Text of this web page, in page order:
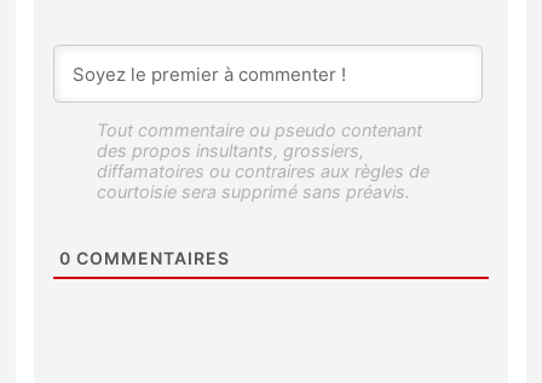
0 COMMENTAIRES